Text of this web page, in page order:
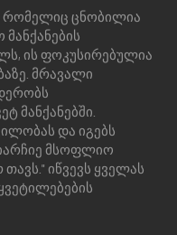
რომელიც ცნობილია
ის ფოკუსირებულია
მრავალი
მანქანებში.
და იგებს
მსოფლიო
იწვევს ყველას